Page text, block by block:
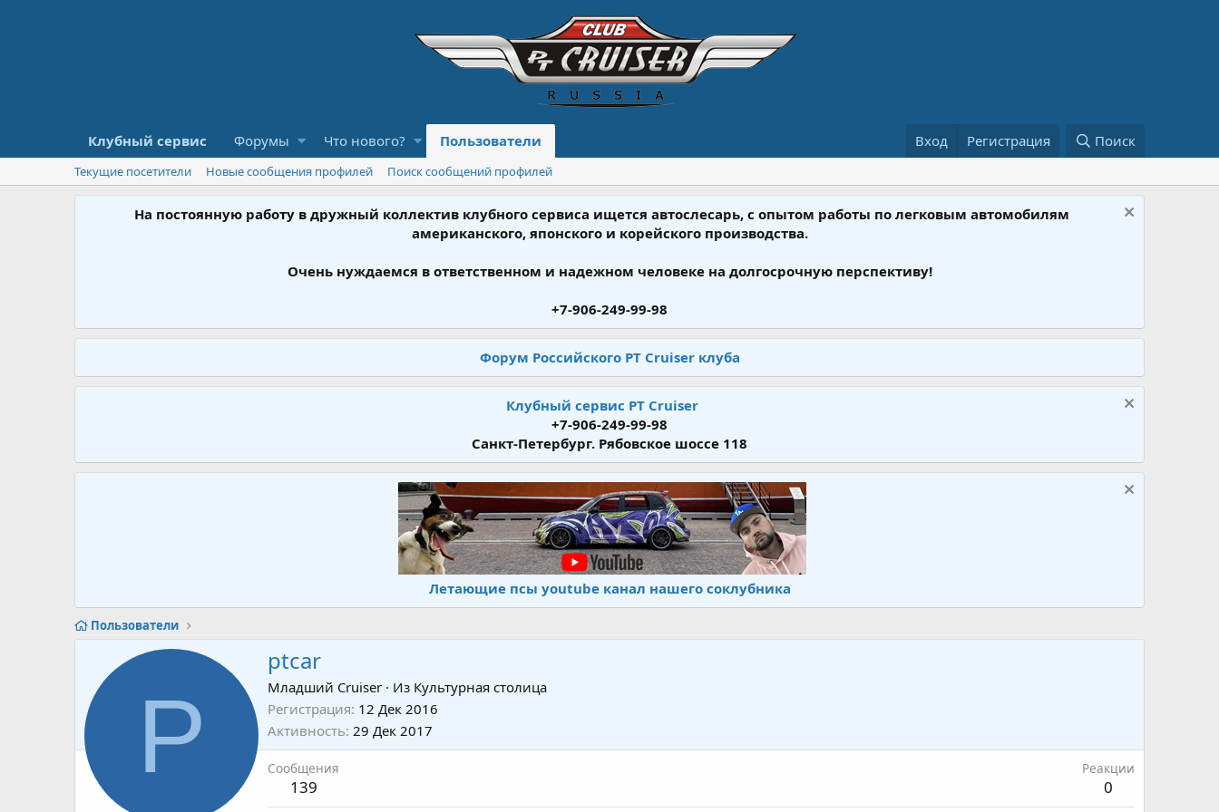
Клубный сервис Форумы Что нового? Пользователи Вход Регистрация Поиск
Текущие посетители Новые сообщения профилей Поиск сообщений профилей
На постоянную работу в дружный коллектив клубного сервиса ищется автослесарь, с опытом работы по легковым автомобилям
американского, японского и корейского производства.
Очень нуждаемся в ответственном и надежном человеке на долгосрочную перспективу!
+7-906-249-99-98
Форум Российского PT Cruiser клуба
Клубный сервис PT Cruiser
+7-906-249-99-98
Санкт-Петербург. Рябовское шоссе 118
Летающие псы youtube канал нашего соклубника
Пользователи
P
ptcar
Младший Cruiser · Из Культурная столица
Регистрация 12 Дек 2016
Активность 29 Дек 2017
Сообщения
139
Реакции
0